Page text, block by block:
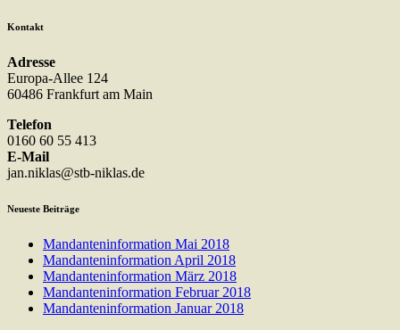
Kontakt
Adresse
Europa-Allee 124
60486 Frankfurt am Main
Telefon
0160 60 55 413
E-Mail
jan.niklas@stb-niklas.de
Neueste Beiträge
Mandanteninformation Mai 2018
Mandanteninformation April 2018
Mandanteninformation März 2018
Mandanteninformation Februar 2018
Mandanteninformation Januar 2018